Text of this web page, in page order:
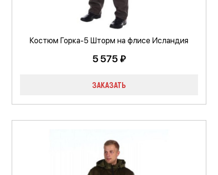
Костюм Горка-5 Шторм на флисе Исландия
5 575 ₽
ЗАКАЗАТЬ